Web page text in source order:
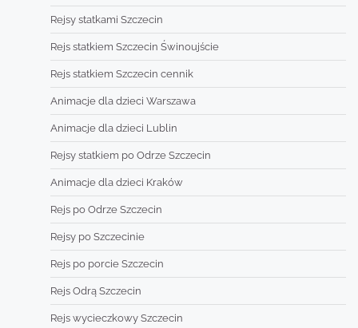
Rejsy statkami Szczecin
Rejs statkiem Szczecin Świnoujście
Rejs statkiem Szczecin cennik
Animacje dla dzieci Warszawa
Animacje dla dzieci Lublin
Rejsy statkiem po Odrze Szczecin
Animacje dla dzieci Kraków
Rejs po Odrze Szczecin
Rejsy po Szczecinie
Rejs po porcie Szczecin
Rejs Odrą Szczecin
Rejs wycieczkowy Szczecin